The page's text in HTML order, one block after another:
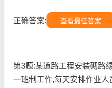
正确答案: 查看最佳答案
第3题:某道路工程安装砌路
一班制工作,每天安排作业